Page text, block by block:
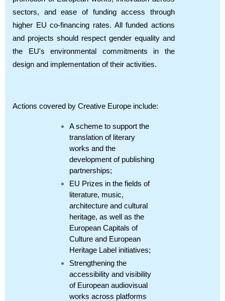
sectors, and ease of funding access through
higher EU co-financing rates. All funded actions
and projects should respect gender equality and
the EU's environmental commitments in the
design and implementation of their activities.
Actions covered by Creative Europe include:
A scheme to support the
translation of literary
works and the
development of publishing
partnerships;
EU Prizes in the fields of
literature, music,
architecture and cultural
heritage, as well as the
European Capitals of
Culture and European
Heritage Label initiatives;
Strengthening the
accessibility and visibility
of European audiovisual
works across platforms